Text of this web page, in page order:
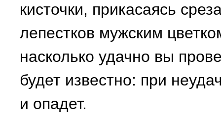
кисточки, прикасаясь
лепестков мужским
насколько удачно вы
будет известно: при
и опадет.